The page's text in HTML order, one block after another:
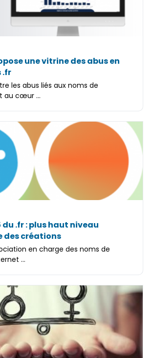
une vitrine des abus en
.fr
les abus liés aux noms de
au cœur ...
du .fr : plus haut niveau
des créations
en charge des noms de
...